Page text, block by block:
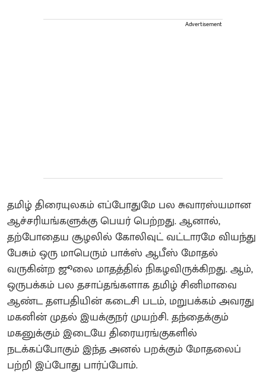
Advertisement
தமிழ் திரையுலகம் எப்போதுமே பல சுவாரஸ்யமான
ஆச்சரியங்களுக்கு பெயர் பெற்றது. ஆனால்,
தற்போதைய சூழலில் கோலிவுட் வட்டாரமே வியந்து
பேசும் ஒரு மாபெரும் பாக்ஸ் ஆபீஸ் மோதல்
வருகின்ற ஜூலை மாதத்தில் நிகழவிருக்கிறது. ஆம்,
ஒருபக்கம் பல தசாப்தங்களாக தமிழ் சினிமாவை
ஆண்ட தளபதியின் கடைசி படம், மறுபக்கம் அவரது
மகனின் முதல் இயக்குநர் முயற்சி. தந்தைக்கும்
மகனுக்கும் இடையே திரையரங்குகளில்
நடக்கப்போகும் இந்த அனல் பறக்கும் மோதலைப்
பற்றி இப்போது பார்ப்போம்.